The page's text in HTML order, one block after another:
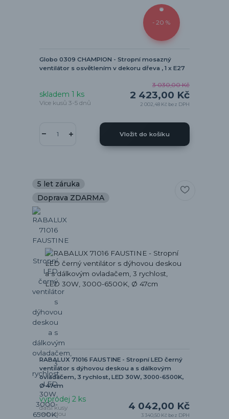
- 20 %
Globo 0309 CHAMPION - Stropní mosazný
ventilátor s osvětlením v dekoru dřeva , 1 x E27
3 030,00 Kč
2 423,00 Kč
2 002,48 Kč bez DPH
skladem 1 ks
Více kusů 3-5 dnů
Vložit do košíku
5 let záruka
Doprava ZDARMA
RABALUX 71016 FAUSTINE - Stropní LED černý
ventilátor s dýhovou deskou a s dálkovým
ovladačem, 3 rychlost, LED 30W, 3000-6500K,
Ø 47cm
4 042,00 Kč
3 340,50 Kč bez DPH
výprodej 2 ks
další kusy
nebudou